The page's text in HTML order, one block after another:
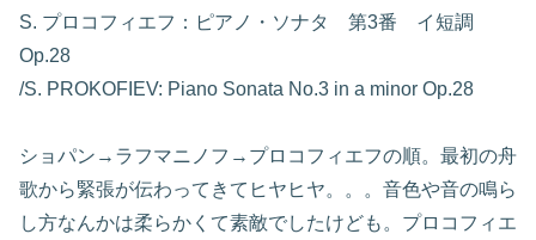
S. プロコフィエフ：ピアノ・ソナタ 第3番 イ短調
Op.28
/S. PROKOFIEV: Piano Sonata No.3 in a minor Op.28
ショパン→ラフマニノフ→プロコフィエフの順。最初の舟
歌から緊張が伝わってきてヒヤヒヤ。。。音色や音の鳴ら
し方なんかは柔らかくて素敵でしたけども。プロコフィエ